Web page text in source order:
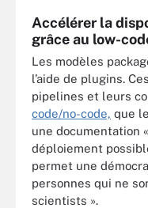
Accélérer la
grâce au low-
Les modèles
l’aide de plugins.
pipelines et leurs
code/no-code, que
une documentation
déploiement
permet une
personnes qui ne
scientists ».